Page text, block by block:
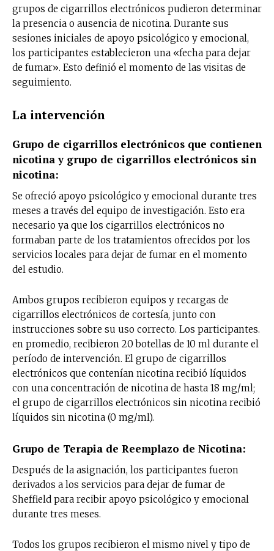
grupos de cigarrillos electrónicos pudieron determinar
la presencia o ausencia de nicotina. Durante sus
sesiones iniciales de apoyo psicológico y emocional,
los participantes establecieron una «fecha para dejar
de fumar». Esto definió el momento de las visitas de
seguimiento.
La intervención
Grupo de cigarrillos electrónicos que contienen
nicotina y grupo de cigarrillos electrónicos sin
nicotina:
Se ofreció apoyo psicológico y emocional durante tres
meses a través del equipo de investigación. Esto era
necesario ya que los cigarrillos electrónicos no
formaban parte de los tratamientos ofrecidos por los
servicios locales para dejar de fumar en el momento
del estudio.
Ambos grupos recibieron equipos y recargas de
cigarrillos electrónicos de cortesía, junto con
instrucciones sobre su uso correcto. Los participantes.
en promedio, recibieron 20 botellas de 10 ml durante el
período de intervención. El grupo de cigarrillos
electrónicos que contenían nicotina recibió líquidos
con una concentración de nicotina de hasta 18 mg/ml;
el grupo de cigarrillos electrónicos sin nicotina recibió
líquidos sin nicotina (0 mg/ml).
Grupo de Terapia de Reemplazo de Nicotina:
Después de la asignación, los participantes fueron
derivados a los servicios para dejar de fumar de
Sheffield para recibir apoyo psicológico y emocional
durante tres meses.
Todos los grupos recibieron el mismo nivel y tipo de